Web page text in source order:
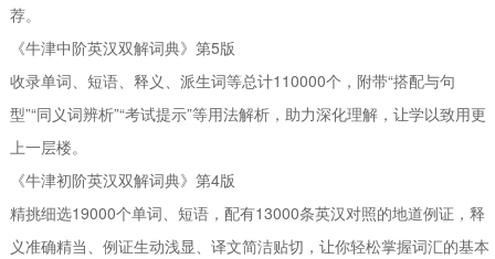
荐。
《牛津中阶英汉双解词典》第5版
收录单词、短语、释义、派生词等总计110000个，附带“搭配与句
型”“同义词辨析”“考试提示”等用法解析，助力深化理解，让学以致用更
上一层楼。
《牛津初阶英汉双解词典》第4版
精挑细选19000个单词、短语，配有13000条英汉对照的地道例证，释
义准确精当、例证生动浅显、译文简洁贴切，让你轻松掌握词汇的基本